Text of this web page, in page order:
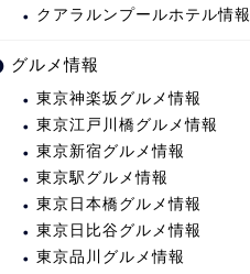
クアラルンプールホテル情報
グルメ情報
東京神楽坂グルメ情報
東京江戸川橋グルメ情報
東京新宿グルメ情報
東京駅グルメ情報
東京日本橋グルメ情報
東京日比谷グルメ情報
東京品川グルメ情報